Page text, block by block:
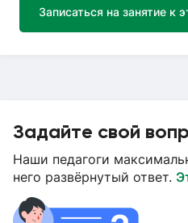
Записаться на занятие к
Задайте свой
Наши педагоги
него развёрнутый ответ.